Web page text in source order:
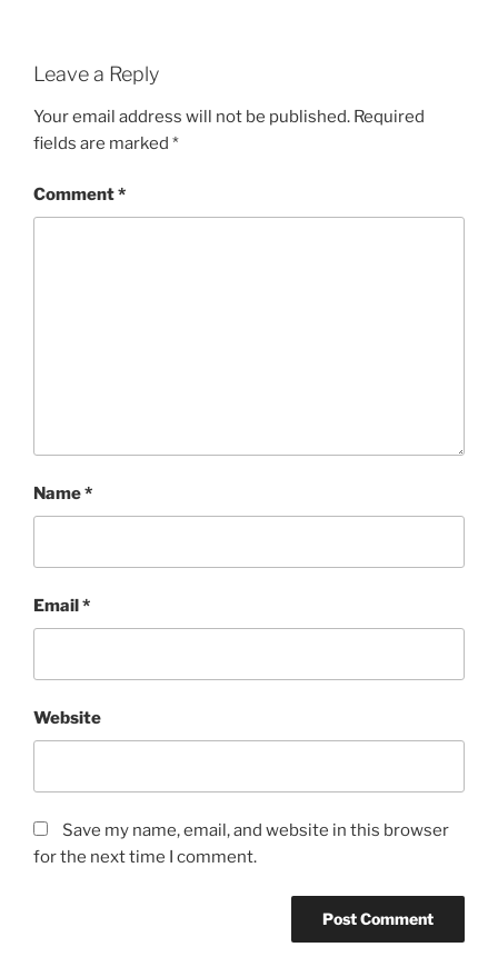
Leave a Reply
Your email address will not be published. Required
fields are marked *
Comment*
Name*
Email*
Website
Save my name, email, and website in this browser
for the next time I comment.